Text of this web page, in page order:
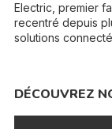
Electric, premier
recentré depuis
solutions
DÉCOUVREZ